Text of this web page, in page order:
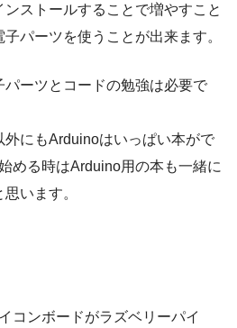
ストールすることで増やすこと
パーツを使うことが出来ます。
パーツとコードの勉強は必要で
外にもArduinoはいっぱい本がで
める時はArduino用の本も一緒に
います。
コンボードがラズベリーパイ